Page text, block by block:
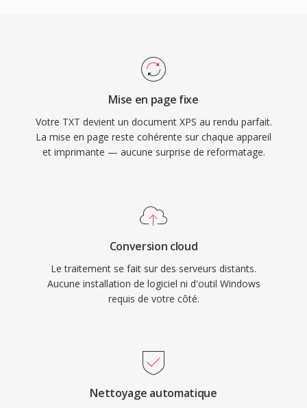
Mise en page fixe
Votre TXT devient un document XPS au rendu parfait.
La mise en page reste cohérente sur chaque appareil
et imprimante — aucune surprise de reformatage.
Conversion cloud
Le traitement se fait sur des serveurs distants.
Aucune installation de logiciel ni d'outil Windows
requis de votre côté.
Nettoyage automatique